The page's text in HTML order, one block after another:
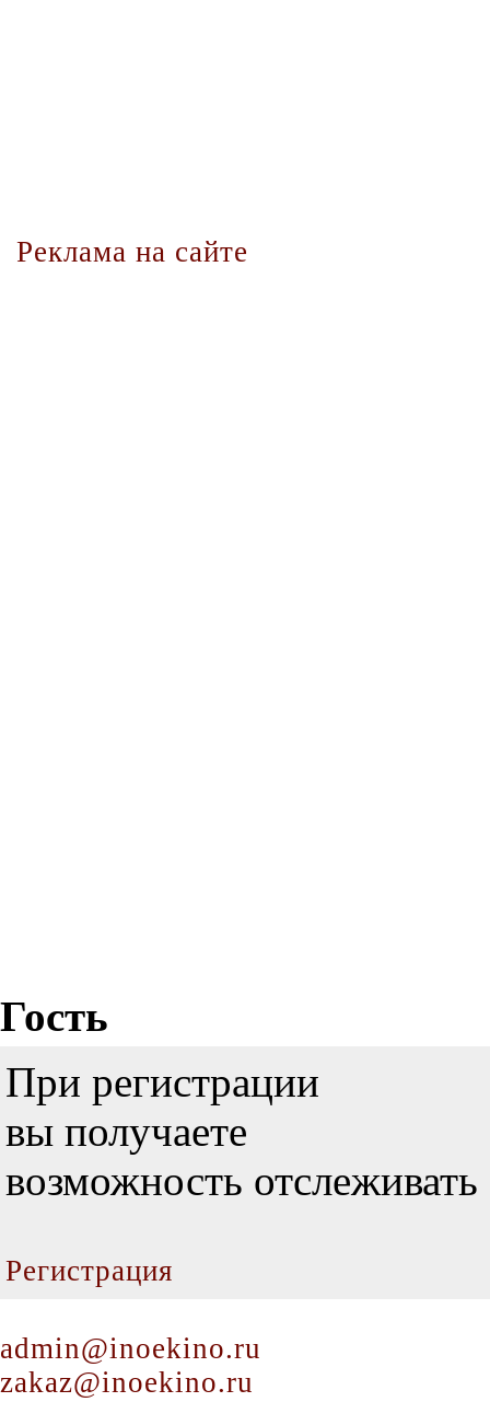
Реклама на сайте
Гость
При регистрации
вы получаете
возможность
Регистрация
admin@inoekino.ru
zakaz@inoekino.ru